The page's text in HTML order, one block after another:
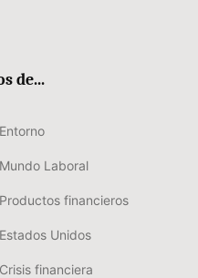
de...
Entorno
Mundo Laboral
Productos financieros
Estados Unidos
Crisis financiera